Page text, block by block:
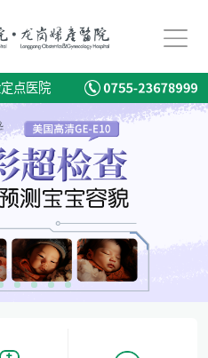
点医院
到底出在哪？
医院儿童康复专科正式启航！